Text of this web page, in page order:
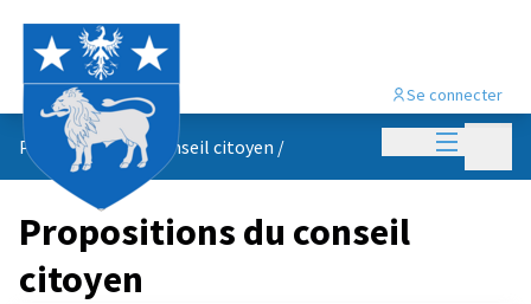
Menu
Se connecter
Propositions du conseil citoyen /
Propositions du conseil
citoyen